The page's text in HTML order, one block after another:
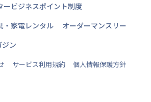
ービジネスポイント制度
・家電レンタル
オーダーマンスリー
ン
サービス利用規約
個人情報保護方針